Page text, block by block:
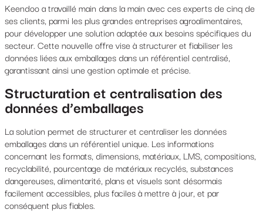
Keendoo a travaillé main dans la main avec ces experts de cinq de
ses clients, parmi les plus grandes entreprises agroalimentaires,
pour développer une solution adaptée aux besoins spécifiques du
secteur. Cette nouvelle offre vise à structurer et fiabiliser les
données liées aux emballages dans un référentiel centralisé,
garantissant ainsi une gestion optimale et précise.
Structuration et centralisation des
données d’emballages
La solution permet de structurer et centraliser les données
emballages dans un référentiel unique. Les informations
concernant les formats, dimensions, matériaux, LMS, compositions,
recyclabilité, pourcentage de matériaux recyclés, substances
dangereuses, alimentarité, plans et visuels sont désormais
facilement accessibles, plus faciles à mettre à jour, et par
conséquent plus fiables.